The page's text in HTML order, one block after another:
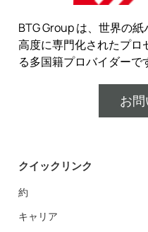
BTG Group は、世界の
高度に専門化されたプロ
る多国籍プロバイダーで
お
クイックリンク
約
キャリア